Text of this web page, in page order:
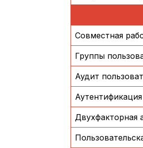
Совместная
Группы
Аудит
Двухфакторная